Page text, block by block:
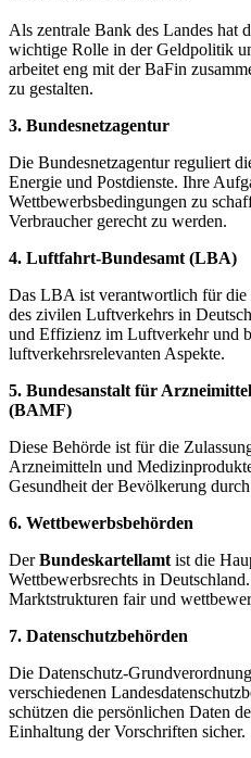
Als​ zentrale Bank ‍des⁢ Landes hat
wichtige​ Rolle‌ in der ‌Geldpolitik
arbeitet ‌eng mit der BaFin
zu gestalten.
3. Bundesnetzagentur
Die Bundesnetzagentur ‌reguliert
Energie ⁢und Postdienste. Ihre⁤
Wettbewerbsbedingungen zu
Verbraucher gerecht zu werden.
4. Luftfahrt-Bundesamt (LBA)
Das LBA ist verantwortlich für
des zivilen ‍Luftverkehrs in⁣
und‌ Effizienz im Luftverkehr ⁣und
luftverkehrsrelevanten Aspekte.
5.‍ Bundesanstalt für
(BAMF)
Diese Behörde ist für die
Arzneimitteln und
Gesundheit der Bevölkerung
6.⁣ Wettbewerbsbehörden
DerBundeskartellamt ist ⁤die
Wettbewerbsrechts in
Marktstrukturen fair ⁢und
7. Datenschutzbehörden
Die ⁤Datenschutz-
verschiedenen‍
schützen die ⁢persönlichen Daten
Einhaltung der Vorschriften sicher.